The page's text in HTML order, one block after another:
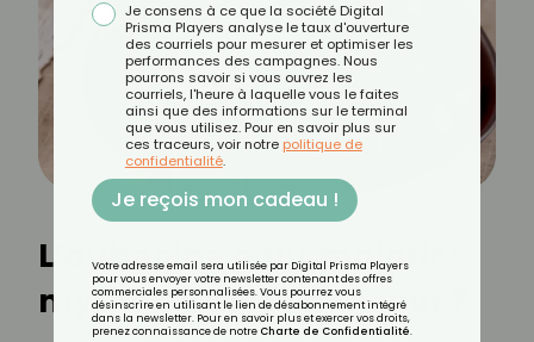
L’aubépine pour maigrir :
mythe ou alliée minceur ?
Je consens à ce que la société Digital
Prisma Players analyse le taux d'ouverture
des courriels pour mesurer et optimiser les
performances des campagnes. Nous
pourrons savoir si vous ouvrez les
courriels, l'heure à laquelle vous le faites
ainsi que des informations sur le terminal
que vous utilisez. Pour en savoir plus sur
ces traceurs, voir notre politique de
confidentialité.
Je reçois mon cadeau !
Votre adresse email sera utilisée par Digital Prisma Players
pour vous envoyer votre newsletter contenant des offres
commerciales personnalisées. Vous pourrez vous
désinscrire en utilisant le lien de désabonnement intégré
dans la newsletter. Pour en savoir plus et exercer vos droits,
prenez connaissance de notre Charte de Confidentialité.